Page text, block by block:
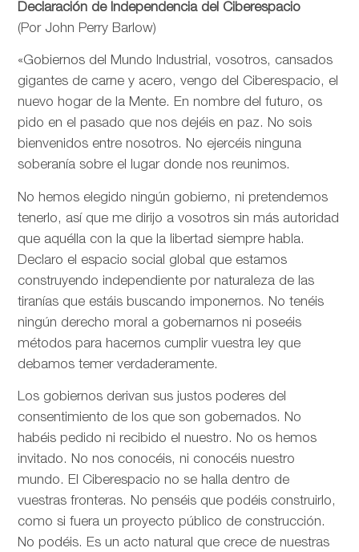
Declaración de Independencia del Ciberespacio
(Por John Perry Barlow)
«Gobiernos del Mundo Industrial, vosotros, cansados
gigantes de carne y acero, vengo del Ciberespacio, el
nuevo hogar de la Mente. En nombre del futuro, os
pido en el pasado que nos dejéis en paz. No sois
bienvenidos entre nosotros. No ejercéis ninguna
soberanía sobre el lugar donde nos reunimos.
No hemos elegido ningún gobierno, ni pretendemos
tenerlo, así que me dirijo a vosotros sin más autoridad
que aquélla con la que la libertad siempre habla.
Declaro el espacio social global que estamos
construyendo independiente por naturaleza de las
tiranías que estáis buscando imponernos. No tenéis
ningún derecho moral a gobernarnos ni poseéis
métodos para hacernos cumplir vuestra ley que
debamos temer verdaderamente.
Los gobiernos derivan sus justos poderes del
consentimiento de los que son gobernados. No
habéis pedido ni recibido el nuestro. No os hemos
invitado. No nos conocéis, ni conocéis nuestro
mundo. El Ciberespacio no se halla dentro de
vuestras fronteras. No penséis que podéis construirlo,
como si fuera un proyecto público de construcción.
No podéis. Es un acto natural que crece de nuestras